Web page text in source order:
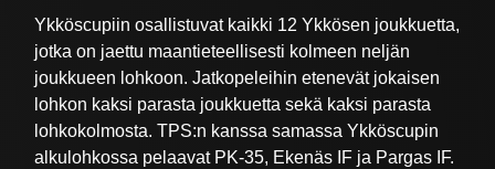
Ykköscupiin osallistuvat kaikki 12 Ykkösen joukkuetta,
jotka on jaettu maantieteellisesti kolmeen neljän
joukkueen lohkoon. Jatkopeleihin etenevät jokaisen
lohkon kaksi parasta joukkuetta sekä kaksi parasta
lohkokolmosta. TPS:n kanssa samassa Ykköscupin
alkulohkossa pelaavat PK-35, Ekenäs IF ja Pargas IF.